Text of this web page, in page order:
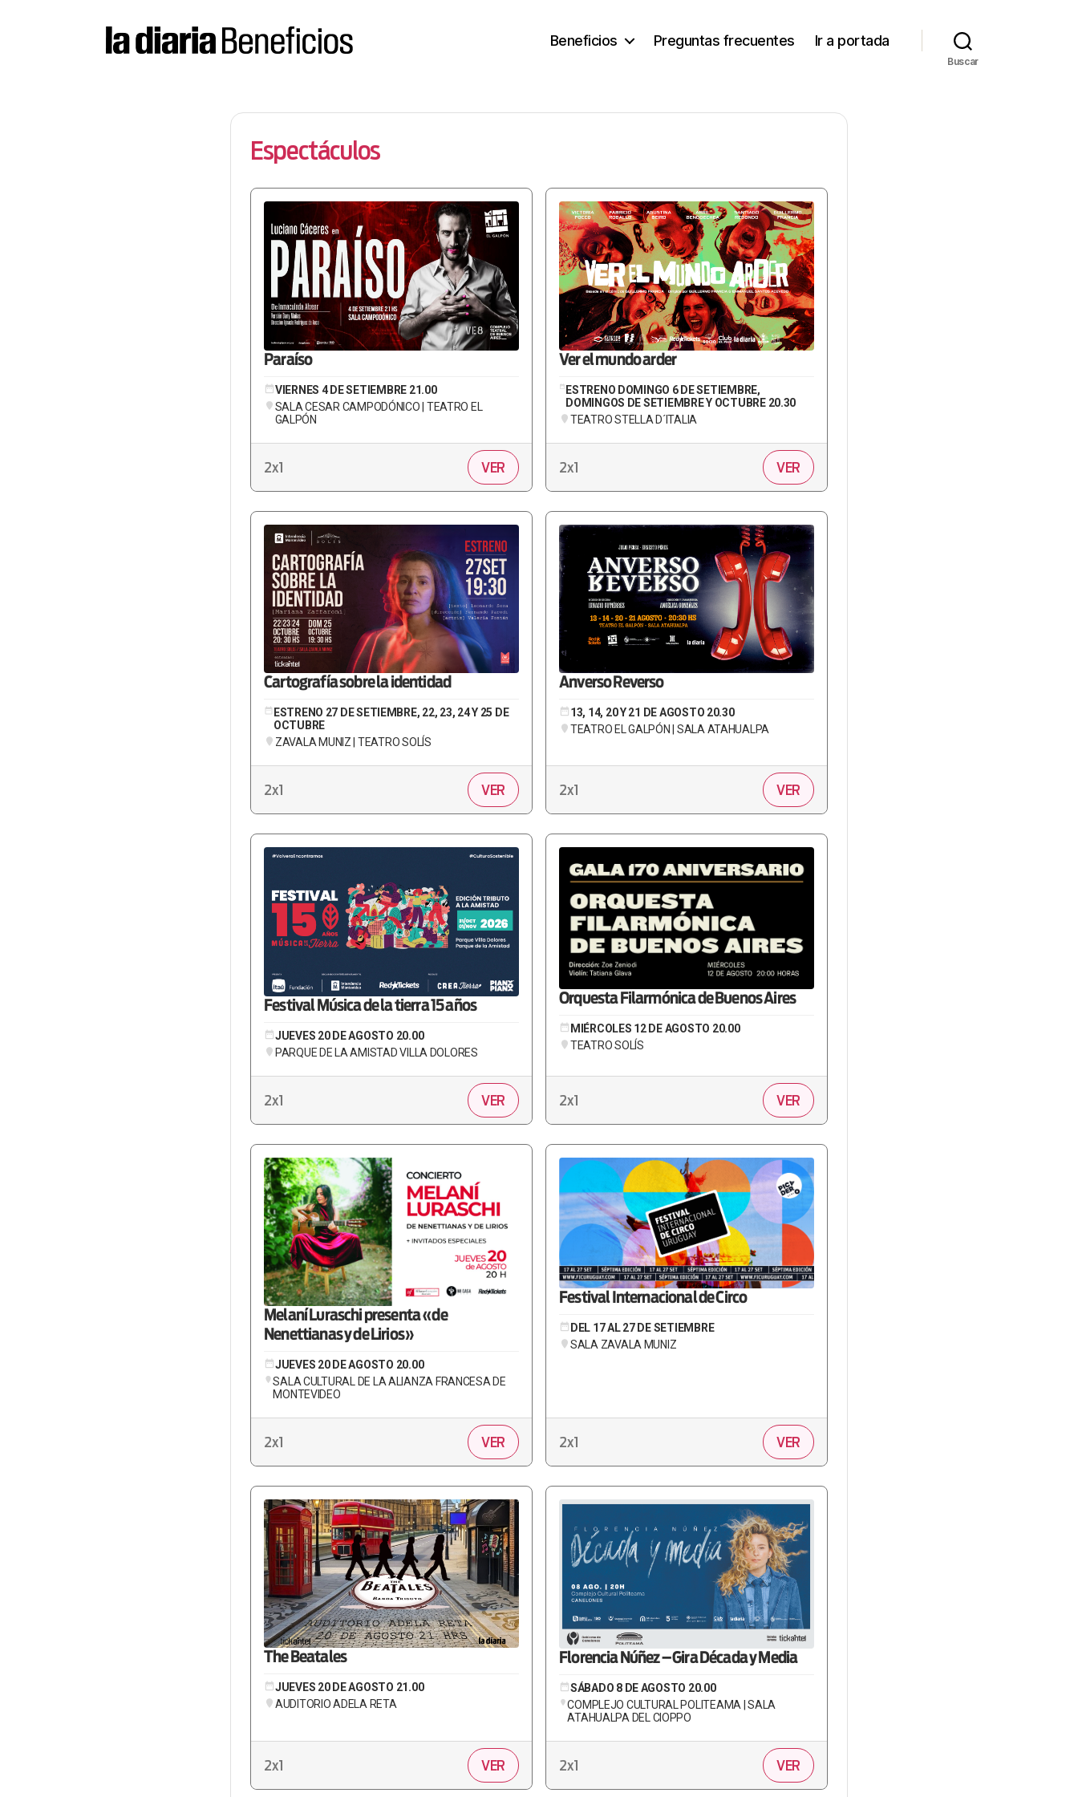
Beneficios Preguntas frecuentes Ir a portada
Buscar
Espectáculos
Paraíso
VIERNES 4 DE SETIEMBRE 21.00
SALA CESAR CAMPODÓNICO | TEATRO EL
GALPÓN
2x1 VER
Ver el mundo arder
ESTRENO DOMINGO 6 DE SETIEMBRE,
DOMINGOS DE SETIEMBRE Y OCTUBRE 20.30
TEATRO STELLA D´ITALIA
2x1 VER
Cartografía sobre la identidad
ESTRENO 27 DE SETIEMBRE, 22, 23, 24 Y 25 DE
OCTUBRE
ZAVALA MUNIZ | TEATRO SOLÍS
2x1 VER
Anverso Reverso
13, 14, 20 Y 21 DE AGOSTO 20.30
TEATRO EL GALPÓN | SALA ATAHUALPA
2x1 VER
Festival Música de la tierra 15 años
JUEVES 20 DE AGOSTO 20.00
PARQUE DE LA AMISTAD VILLA DOLORES
2x1 VER
Orquesta Filarmónica de Buenos Aires
MIÉRCOLES 12 DE AGOSTO 20.00
TEATRO SOLÍS
2x1 VER
Melaní Luraschi presenta «de
Nenettianas y de Lirios»
JUEVES 20 DE AGOSTO 20.00
SALA CULTURAL DE LA ALIANZA FRANCESA DE
MONTEVIDEO
2x1 VER
Festival Internacional de Circo
DEL 17 AL 27 DE SETIEMBRE
SALA ZAVALA MUNIZ
2x1 VER
The Beatales
JUEVES 20 DE AGOSTO 21.00
AUDITORIO ADELA RETA
2x1 VER
Florencia Núñez – Gira Década y Media
SÁBADO 8 DE AGOSTO 20.00
COMPLEJO CULTURAL POLITEAMA | SALA
ATAHUALPA DEL CIOPPO
2x1 VER